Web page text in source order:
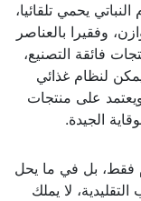
يحمي تلقائيا،
وفقيرا بالعناصر
فائقة التصنيع،
لنظام غذائي
على منتجات
الجيدة.
فقط، بل في ما يحل
لا يملك